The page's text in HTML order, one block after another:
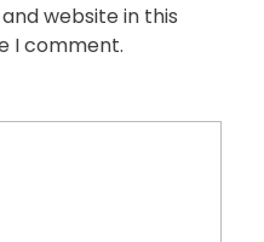
website in this
I comment.